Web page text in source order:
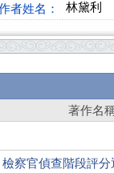
者姓名： 林黛利
著作名
察官偵查階段評